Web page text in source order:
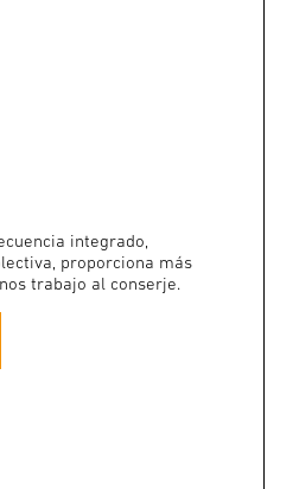
integrado,
proporciona más
trabajo al conserje.